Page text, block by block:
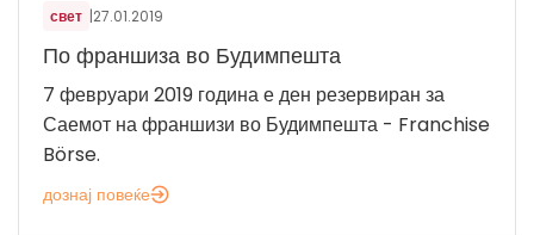
свет |27.01.2019
По франшиза во Будимпешта
7 февруари 2019 година е ден резервиран за
Саемот на франшизи во Будимпешта - Franchise
Börse.
дознај повеќе